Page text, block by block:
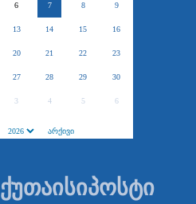
6 7 8 9
13 14 15 16
20 21 22 23
27 28 29 30
3 4 5 6
ქუთაისიპოსტი